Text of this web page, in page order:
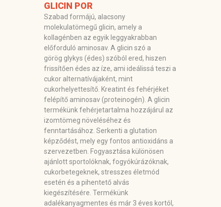
GLICIN POR
Szabad formájú, alacsony
molekulatömegű glicin, amely a
kollagénben az egyik leggyakrabban
előforduló aminosav. A glicin szó a
görög glykys (édes) szóból ered, hiszen
frissítően édes az íze, ami ideálissá teszi a
cukor alternatívájaként, mint
cukorhelyettesítő. Kreatint és fehérjéket
felépítő aminosav(proteinogén). A glicin
termékünk fehérjetartalma hozzájárul az
izomtömeg növeléséhez és
fenntartásához. Serkenti a glutation
képződést, mely egy fontos antioxidáns a
szervezetben. Fogyasztása különösen
ajánlott sportolóknak, fogyókúrázóknak,
cukorbetegeknek, stresszes életmód
esetén és a pihentető alvás
kiegészítésére. Termékünk
adalékanyagmentes és már 3 éves kortól,